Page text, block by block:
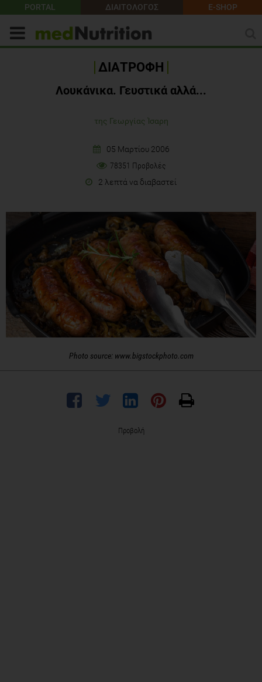
PORTAL ΔΙΑΙΤΟΛΟΓΟΣ E-SHOP
ΔΙΑΤΡΟΦΗ
Λουκάνικα. Γευστικά αλλά...
της Γεωργίας Ίσαρη
05 Μαρτίου 2006
78351 Προβολές
2 λεπτά να διαβαστεί
Photo source: www.bigstockphoto.com
Προβολή